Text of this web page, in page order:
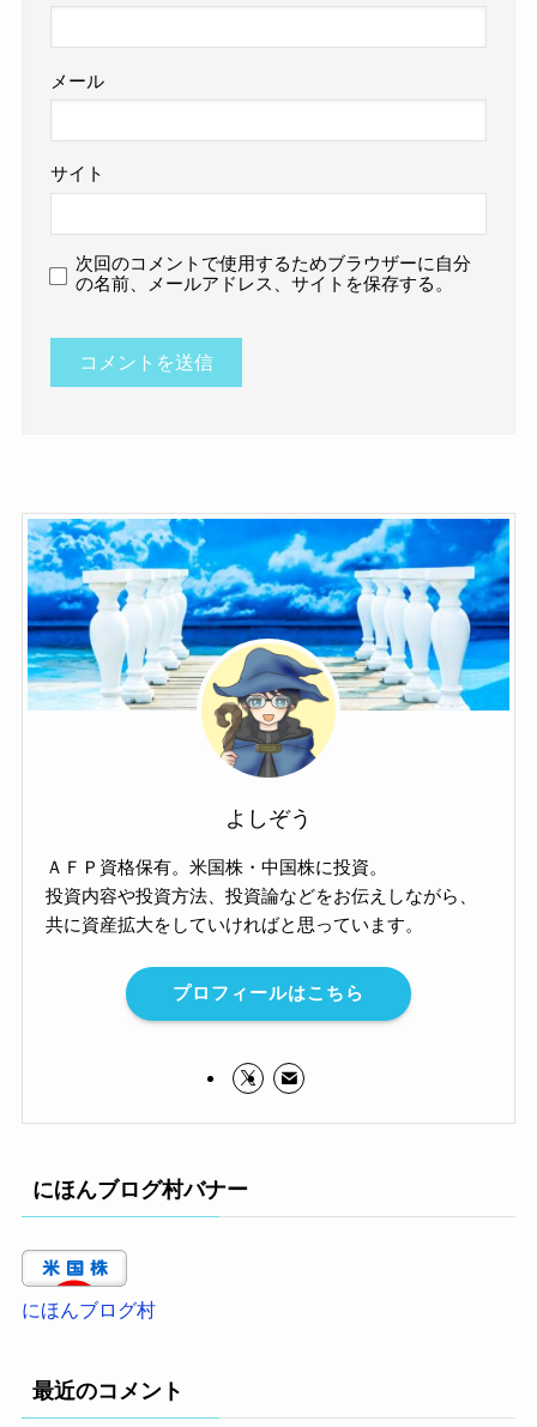
メール
サイト
次回のコメントで使用するためブラウザーに自分
の名前、メールアドレス、サイトを保存する。
よしぞう
ＡＦＰ資格保有。米国株・中国株に投資。
投資内容や投資方法、投資論などをお伝えしながら、
共に資産拡大をしていければと思っています。
プロフィールはこちら
にほんブログ村バナー
にほんブログ村
最近のコメント